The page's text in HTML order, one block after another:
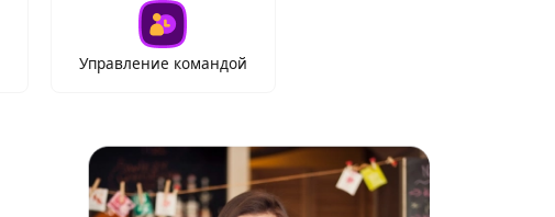
Управление командой